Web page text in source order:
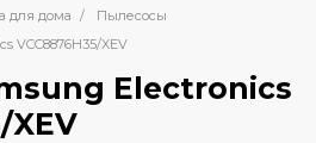
для дома /
Пылесосы
VCC8876H35/XEV
Electronics
XEV